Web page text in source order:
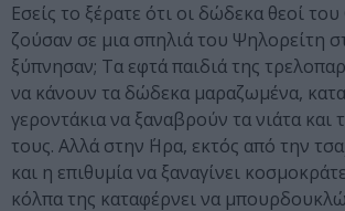
Εσείς το ξέρατε ότι οι δώδεκα θεοί
ζούσαν σε μια σπηλιά του Ψηλορείτη
ξύπνησαν; Τα εφτά παιδιά της
να κάνουν τα δώδεκα μαραζωμένα,
γεροντάκια να ξαναβρoύν τα νιάτα και
τους. Αλλά στην ΄Ηρα, εκτός από την
και η επιθυμία να ξαναγίνει
κόλπα της καταφέρνει να